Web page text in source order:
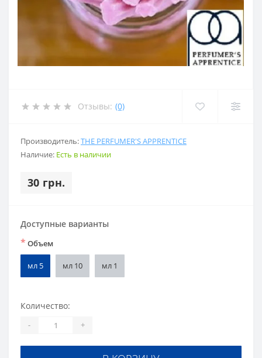
Отзывы: (0)
Производитель:THE PERFUMER'S APPRENTICE
Наличие: Есть в наличии
30 грн.
Доступные варианты
* Объем
мл 5 мл 10 мл 1
Количество:
- +